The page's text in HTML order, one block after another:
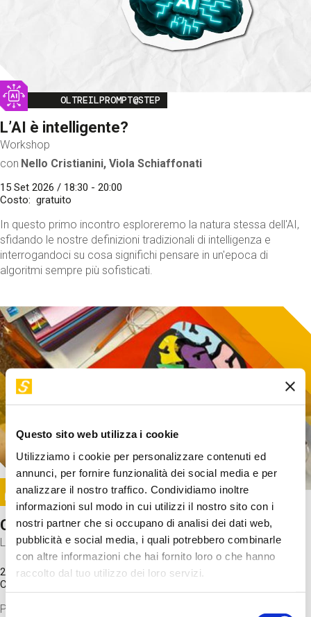
Questo sito web utilizza i cookie
Utilizziamo i cookie per personalizzare contenuti ed
annunci, per fornire funzionalità dei social media e per
analizzare il nostro traffico. Condividiamo inoltre
informazioni sul modo in cui utilizzi il nostro sito con i
nostri partner che si occupano di analisi dei dati web,
pubblicità e social media, i quali potrebbero combinarle
con altre informazioni che hai fornito loro o che hanno
raccolto dal tuo utilizzo dei loro servizi.
Selezione
Image
OLTREILPROMPT@STEP
L’AI è intelligente?
Workshop
con Nello Cristianini, Viola Schiaffonati
15 Set 2026 / 18:30 - 20:00
Costo
gratuito
In questo primo incontro esploreremo la natura stessa dell'AI,
sfidando le nostre definizioni tradizionali di intelligenza e
interrogandoci su cosa significhi pensare in un'epoca di
algoritmi sempre più sofisticati.
Image
SUNDAY@STEP
Come funziona il cervello?
Laboratorio
20 Set 2026 / 11:15 - 13:00
Costo
Proveremo a costruire un cervello in cartoncino cercando di